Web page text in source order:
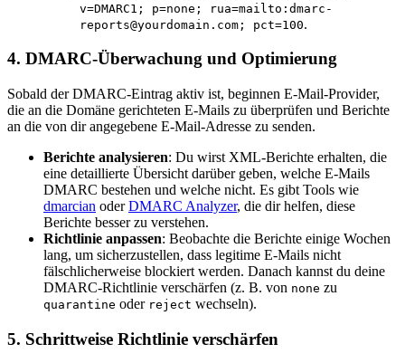
v=DMARC1; p=none; rua=mailto:dmarc-
reports@yourdomain.com; pct=100.
4. DMARC-Überwachung und Optimierung
Sobald der DMARC-Eintrag aktiv ist, beginnen E-Mail-Provider,
die an die Domäne gerichteten E-Mails zu überprüfen und Berichte
an die von dir angegebene E-Mail-Adresse zu senden.
Berichte analysieren: Du wirst XML-Berichte erhalten, die
eine detaillierte Übersicht darüber geben, welche E-Mails
DMARC bestehen und welche nicht. Es gibt Tools wie
dmarcian oderDMARC Analyzer, die dir helfen, diese
Berichte besser zu verstehen.
Richtlinie anpassen: Beobachte die Berichte einige Wochen
lang, um sicherzustellen, dass legitime E-Mails nicht
fälschlicherweise blockiert werden. Danach kannst du deine
DMARC-Richtlinie verschärfen (z. B. von none zu
quarantine oder reject wechseln).
5. Schrittweise Richtlinie verschärfen